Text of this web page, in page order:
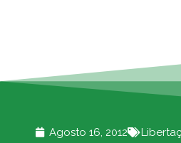
Agosto 16, 2012